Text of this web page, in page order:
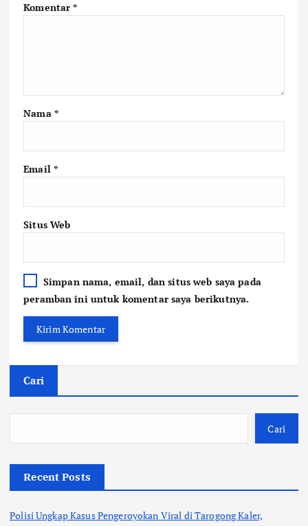
Komentar*
Nama *
Email *
Situs Web
Simpan nama, email, dan situs web saya pada
peramban ini untuk komentar saya berikutnya.
Cari
Cari
Recent Posts
Polisi Ungkap Kasus Pengeroyokan Viral di Tarogong Kaler,